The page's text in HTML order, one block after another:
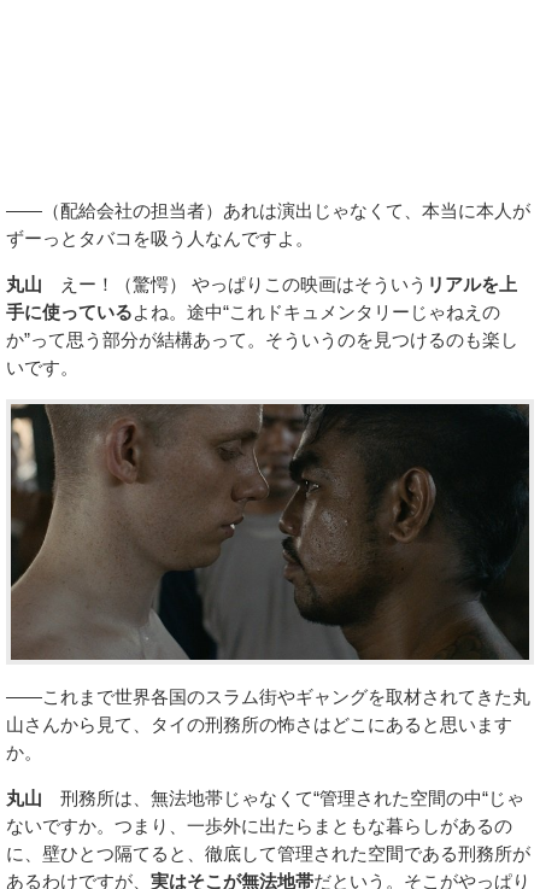
――（配給会社の担当者）あれは演出じゃなくて、本当に本人が
ずーっとタバコを吸う人なんですよ。
丸山 えー！（驚愕） やっぱりこの映画はそういう リアルを上
手に使っているよね。途中“これドキュメンタリーじゃねえの
か”って思う部分が結構あって。そういうのを見つけるのも楽し
いです。
――これまで世界各国のスラム街やギャングを取材されてきた丸
山さんから見て、タイの刑務所の怖さはどこにあると思います
か。
丸山 刑務所は、無法地帯じゃなくて“管理された空間の中“じゃ
ないですか。つまり、一歩外に出たらまともな暮らしがあるの
に、壁ひとつ隔てると、徹底して管理された空間である刑務所が
あるわけですが、 実はそこが無法地帯だという。そこがやっぱり